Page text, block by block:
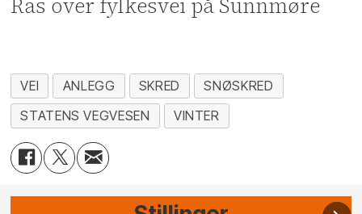
Ras over fylkesvei på Sunnmøre
VEI ANLEGG SKRED
SNØSKRED
STATENS VEGVESEN
VINTER